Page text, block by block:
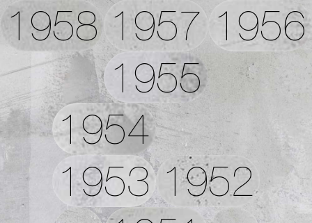
1958 1957 1956
1955
1954
1953 1952